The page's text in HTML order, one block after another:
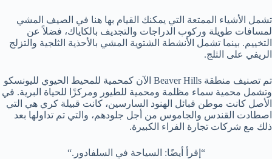
تشمل الأشياء الممتعة التي يمكنك القيام بها هنا في الصيف المشي
لمسافات طويلة وركوب الدراجات والتجديف بالكاياك، فضلاً عن
التخييم. بينما تشمل الأنشطة الشتوية المشي بالأحذية الثلجية والتزلج
الريفي على الثلج.
تم تصنيف منطقة Beaver Hills الآن كمحمية للمحيط الحيوي لليونسكو
وتشمل محمية سماء مظلمة ومحمية للطيور ومركزًا للحياة البرية. في
الأصل كانت موطن قبائل الهنود السارسين، كانت قبيلة كري هي التي
اصطادت القندس والجاموس من أجل جلودهم، والتي تم تداولها بعد
ذلك مع شركات تجارة الفراء الكبيرة.
“إقرأ أيضًا: السياحة في السلفادور.“